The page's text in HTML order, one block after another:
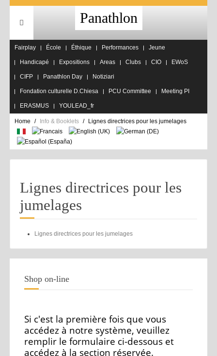
Panathlon
Fairplay École Éthique Performances Jeune
Handicapé Expositions Areas Clubs CIO EWoS
CIFP Panathlon Day Notiziari
Fondation culturelle D.Chiesa PCU Committee Meeting PI
ERASMUS YOULEAD_fr
Home Info & Booklets Lignes directrices pour les jumelages
Lignes directrices pour les
jumelages
Lignes directrices pour les jumelages
Shop on-line
Si c'est la première fois que vous
accédez à notre système, veuillez
remplir le formulaire ci-dessous et
accédez à la section réservée.